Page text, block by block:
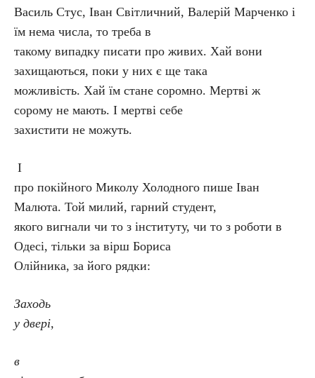
Василь Стус, Іван Світличний, Валерій Марченко і
їм нема числа, то треба в
такому випадку писати про живих. Хай вони
захищаються, поки у них є ще така
можливість. Хай їм стане соромно. Мертві ж
сорому не мають. І мертві себе
захистити не можуть.
І
про покійного Миколу Холодного пише Іван
Малюта. Той милий, гарний студент,
якого вигнали чи то з інституту, чи то з роботи в
Одесі, тільки за вірш Бориса
Олійника, за його рядки:
Заходь
у двері,
в